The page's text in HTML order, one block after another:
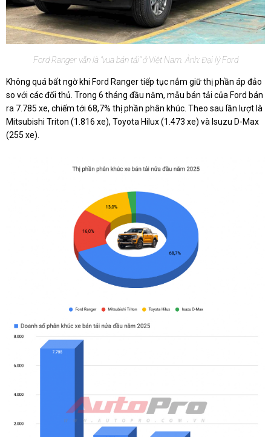
Ford Ranger vẫn là "vua bán tải" ở Việt Nam. Ảnh: Đại lý Ford
Không quá bất ngờ khi Ford Ranger tiếp tục nắm giữ thị phần áp đảo
so với các đối thủ. Trong 6 tháng đầu năm, mẫu bán tải của Ford bán
ra 7.785 xe, chiếm tới 68,7% thị phần phân khúc. Theo sau lần lượt là
Mitsubishi Triton (1.816 xe), Toyota Hilux (1.473 xe) và Isuzu D-Max
(255 xe).